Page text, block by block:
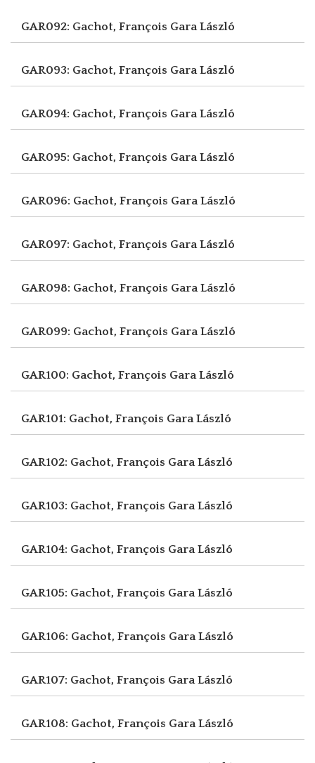
GAR092: Gachot, François Gara László
GAR093: Gachot, François Gara László
GAR094: Gachot, François Gara László
GAR095: Gachot, François Gara László
GAR096: Gachot, François Gara László
GAR097: Gachot, François Gara László
GAR098: Gachot, François Gara László
GAR099: Gachot, François Gara László
GAR100: Gachot, François Gara László
GAR101: Gachot, François Gara László
GAR102: Gachot, François Gara László
GAR103: Gachot, François Gara László
GAR104: Gachot, François Gara László
GAR105: Gachot, François Gara László
GAR106: Gachot, François Gara László
GAR107: Gachot, François Gara László
GAR108: Gachot, François Gara László